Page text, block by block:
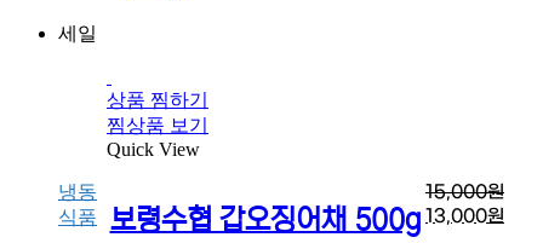
세일
상품 찜하기
찜상품 보기
Quick View
냉동
식품
보령수협 갑오징어채 500g
15,000원
13,000원